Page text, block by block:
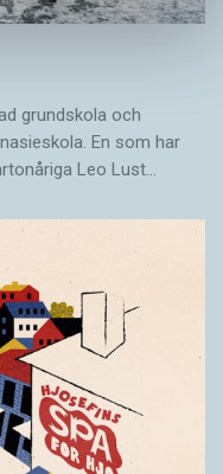
grundskola och
En som har
Leo Lust…